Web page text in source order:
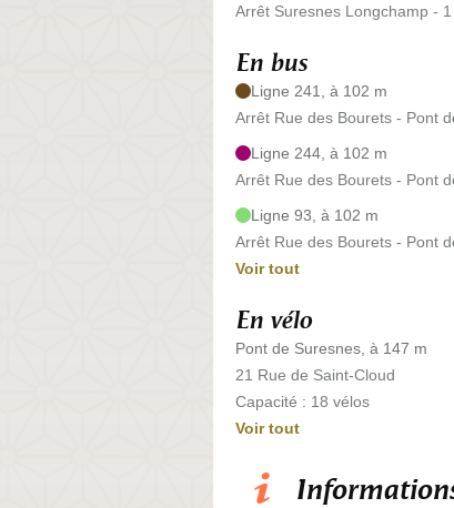
Arrêt Suresnes Longchamp -
En bus
Ligne 241, à 102 m
Arrêt Rue des Bourets - Pont
Ligne 244, à 102 m
Arrêt Rue des Bourets - Pont
Ligne 93, à 102 m
Arrêt Rue des Bourets - Pont
Voir tout
En vélo
Pont de Suresnes, à 147 m
21 Rue de Saint-Cloud
Capacité : 18 vélos
Voir tout